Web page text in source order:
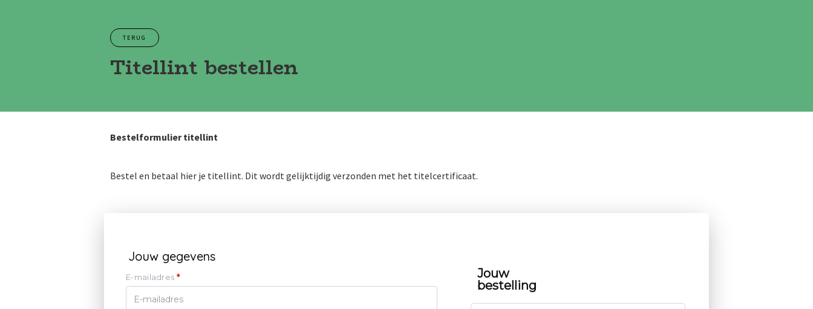
TERUG
Titellint bestellen
Bestelformulier titellint
Bestel en betaal hier je titellint. Dit wordt gelijktijdig verzonden met het titelcertificaat.
Jouw gegevens
E-mailadres *
Jouw
bestelling